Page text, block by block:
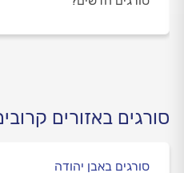
סורגים באזורים
סורגים באבן יהודה